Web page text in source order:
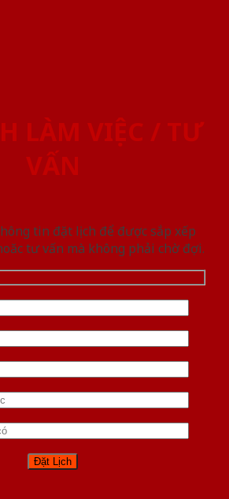
LÀM VIỆC / TƯ
VẤN
tin đặt lịch để được sắp xếp
tư vấn mà không phải chờ đợi.